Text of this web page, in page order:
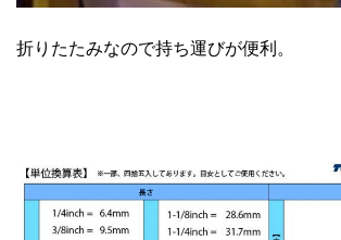
折りたたみなので持ち運びが便利。